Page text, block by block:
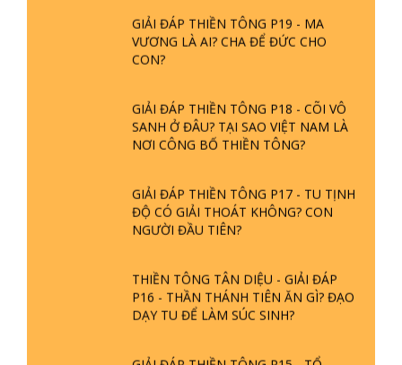
GIẢI ĐÁP THIỀN TÔNG P19 - MA
VƯƠNG LÀ AI? CHA ĐỂ ĐỨC CHO
CON?
GIẢI ĐÁP THIỀN TÔNG P18 - CÕI VÔ
SANH Ở ĐÂU? TẠI SAO VIỆT NAM LÀ
NƠI CÔNG BỐ THIỀN TÔNG?
GIẢI ĐÁP THIỀN TÔNG P17 - TU TỊNH
ĐỘ CÓ GIẢI THOÁT KHÔNG? CON
NGƯỜI ĐẦU TIÊN?
THIỀN TÔNG TÂN DIỆU - GIẢI ĐÁP
P16 - THẦN THÁNH TIÊN ĂN GÌ? ĐẠO
DẠY TU ĐỂ LÀM SÚC SINH?
GIẢI ĐÁP THIỀN TÔNG P15 - TỔ